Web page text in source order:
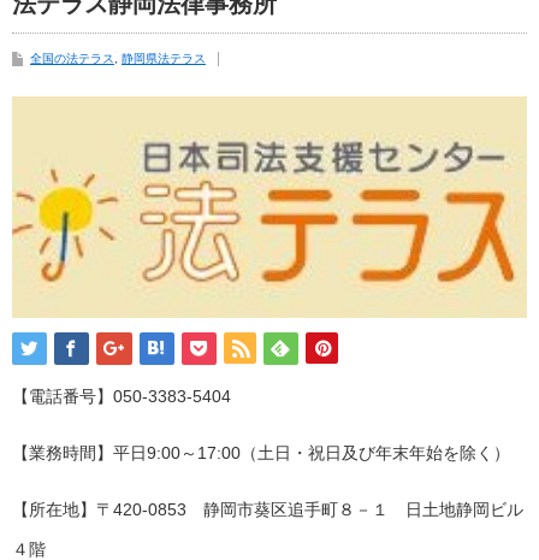
全国の法テラス 静岡県法テラス
【電話番号】050-3383-5404
【業務時間】平日9:00～17:00（土日・祝日及び年末年始を除く）
【所在地】〒420-0853 静岡市葵区追手町８－１ 日土地静岡ビル
４階